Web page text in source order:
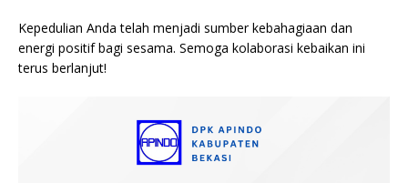
Kepedulian Anda telah menjadi sumber kebahagiaan dan
energi positif bagi sesama. Semoga kolaborasi kebaikan ini
terus berlanjut!